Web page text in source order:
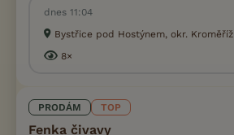
dnes 11:04
Bystřice pod Hostýnem, okr. Kroměříž
8×
PRODÁM TOP
Fenka čivavy